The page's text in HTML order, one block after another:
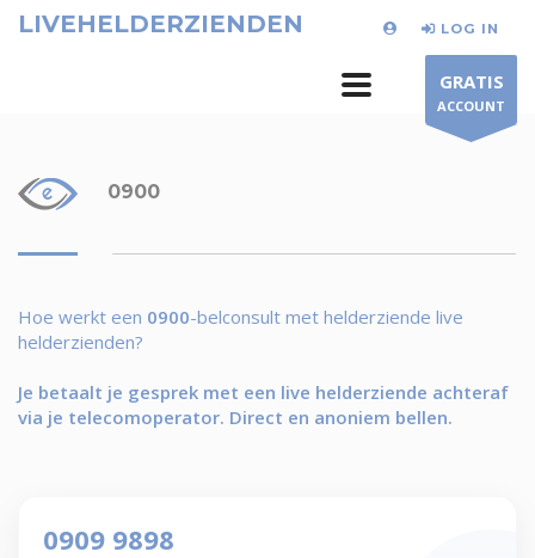
LIVEHELDERZIENDEN LOG IN
GRATIS
ACCOUNT
0900
Hoe werkt een 0900-belconsult met helderziende live
helderzienden?
Je betaalt je gesprek met een live helderziende achteraf
via je telecomoperator. Direct en anoniem bellen.
0909 9898